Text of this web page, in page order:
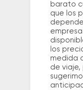
barato
que los
los
medida
de